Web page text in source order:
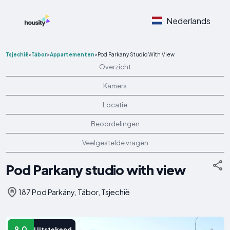
Nederlands
Tsjechië>Tábor>Appartementen>Pod Parkany Studio With View
Overzicht
Kamers
Locatie
Beoordelingen
Veelgestelde vragen
Pod Parkany studio with view
187 Pod Parkány, Tábor, Tsjechië